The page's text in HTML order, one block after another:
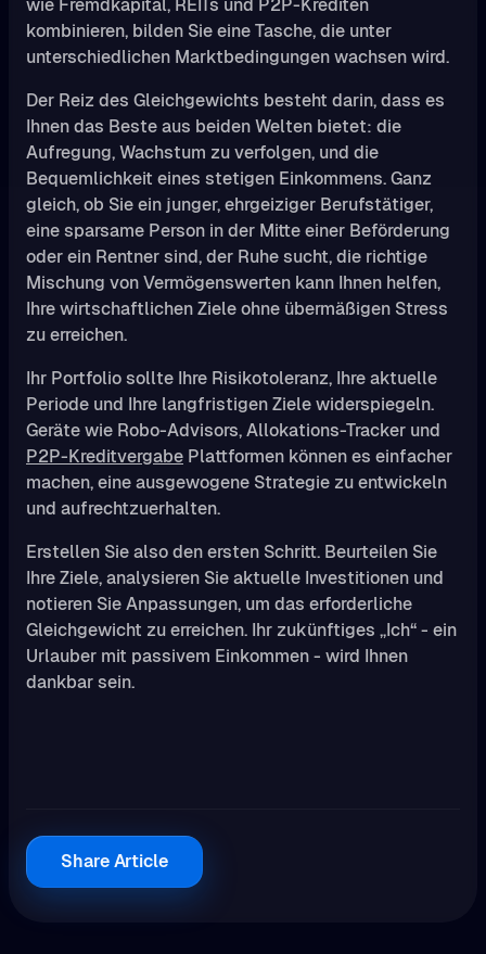
wie Fremdkapital, REITs und P2P-Krediten
kombinieren, bilden Sie eine Tasche, die unter
unterschiedlichen Marktbedingungen wachsen wird.
Der Reiz des Gleichgewichts besteht darin, dass es
Ihnen das Beste aus beiden Welten bietet: die
Aufregung, Wachstum zu verfolgen, und die
Bequemlichkeit eines stetigen Einkommens. Ganz
gleich, ob Sie ein junger, ehrgeiziger Berufstätiger,
eine sparsame Person in der Mitte einer Beförderung
oder ein Rentner sind, der Ruhe sucht, die richtige
Mischung von Vermögenswerten kann Ihnen helfen,
Ihre wirtschaftlichen Ziele ohne übermäßigen Stress
zu erreichen.
Ihr Portfolio sollte Ihre Risikotoleranz, Ihre aktuelle
Periode und Ihre langfristigen Ziele widerspiegeln.
Geräte wie Robo-Advisors, Allokations-Tracker und
P2P-Kreditvergabe Plattformen können es einfacher
machen, eine ausgewogene Strategie zu entwickeln
und aufrechtzuerhalten.
Erstellen Sie also den ersten Schritt. Beurteilen Sie
Ihre Ziele, analysieren Sie aktuelle Investitionen und
notieren Sie Anpassungen, um das erforderliche
Gleichgewicht zu erreichen. Ihr zukünftiges „Ich“ - ein
Urlauber mit passivem Einkommen - wird Ihnen
dankbar sein.
Share Article